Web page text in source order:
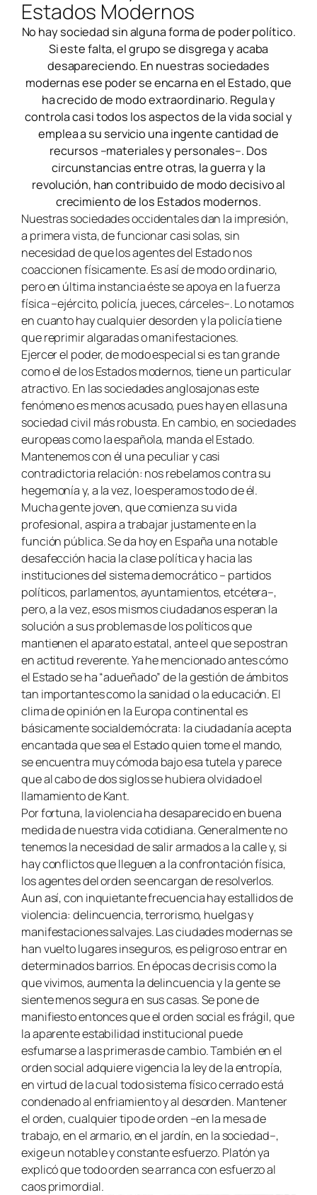
Estados Modernos
No hay sociedad sin alguna forma de poder político.
Si este falta, el grupo se disgrega y acaba
desapareciendo. En nuestras sociedades
modernas ese poder se encarna en el Estado, que
ha crecido de modo extraordinario. Regula y
controla casi todos los aspectos de la vida social y
emplea a su servicio una ingente cantidad de
recursos –materiales y personales–. Dos
circunstancias entre otras, la guerra y la
revolución, han contribuido de modo decisivo al
crecimiento de los Estados modernos.
Nuestras sociedades occidentales dan la impresión,
a primera vista, de funcionar casi solas, sin
necesidad de que los agentes del Estado nos
coaccionen físicamente. Es así de modo ordinario,
pero en última instancia éste se apoya en la fuerza
física –ejército, policía, jueces, cárceles–. Lo notamos
en cuanto hay cualquier desorden y la policía tiene
que reprimir algaradas o manifestaciones.
Ejercer el poder, de modo especial si es tan grande
como el de los Estados modernos, tiene un particular
atractivo. En las sociedades anglosajonas este
fenómeno es menos acusado, pues hay en ellas una
sociedad civil más robusta. En cambio, en sociedades
europeas como la española, manda el Estado.
Mantenemos con él una peculiar y casi
contradictoria relación: nos rebelamos contra su
hegemonía y, a la vez, lo esperamos todo de él.
Mucha gente joven, que comienza su vida
profesional, aspira a trabajar justamente en la
función pública. Se da hoy en España una notable
desafección hacia la clase política y hacia las
instituciones del sistema democrático – partidos
políticos, parlamentos, ayuntamientos, etcétera–,
pero, a la vez, esos mismos ciudadanos esperan la
solución a sus problemas de los políticos que
mantienen el aparato estatal, ante el que se postran
en actitud reverente. Ya he mencionado antes cómo
el Estado se ha “adueñado” de la gestión de ámbitos
tan importantes como la sanidad o la educación. El
clima de opinión en la Europa continental es
básicamente socialdemócrata: la ciudadanía acepta
encantada que sea el Estado quien tome el mando,
se encuentra muy cómoda bajo esa tutela y parece
que al cabo de dos siglos se hubiera olvidado el
llamamiento de Kant.
Por fortuna, la violencia ha desaparecido en buena
medida de nuestra vida cotidiana. Generalmente no
tenemos la necesidad de salir armados a la calle y, si
hay conflictos que lleguen a la confrontación física,
los agentes del orden se encargan de resolverlos.
Aun así, con inquietante frecuencia hay estallidos de
violencia: delincuencia, terrorismo, huelgas y
manifestaciones salvajes. Las ciudades modernas se
han vuelto lugares inseguros, es peligroso entrar en
determinados barrios. En épocas de crisis como la
que vivimos, aumenta la delincuencia y la gente se
siente menos segura en sus casas. Se pone de
manifiesto entonces que el orden social es frágil, que
la aparente estabilidad institucional puede
esfumarse a las primeras de cambio. También en el
orden social adquiere vigencia la ley de la entropía,
en virtud de la cual todo sistema físico cerrado está
condenado al enfriamiento y al desorden. Mantener
el orden, cualquier tipo de orden –en la mesa de
trabajo, en el armario, en el jardín, en la sociedad–,
exige un notable y constante esfuerzo. Platón ya
explicó que todo orden se arranca con esfuerzo al
caos primordial.